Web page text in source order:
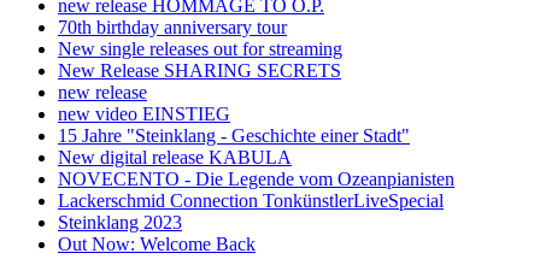
new release HOMMAGE TO O.P.
70th birthday anniversary tour
New single releases out for streaming
New Release SHARING SECRETS
new release
new video EINSTIEG
15 Jahre "Steinklang - Geschichte einer Stadt"
New digital release KABULA
NOVECENTO - Die Legende vom Ozeanpianisten
Lackerschmid Connection TonkünstlerLiveSpecial
Steinklang 2023
Out Now: Welcome Back